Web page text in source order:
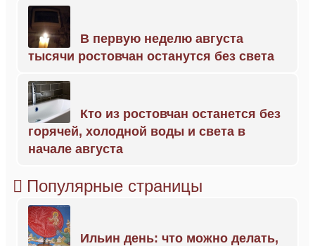
В первую неделю августа
тысячи ростовчан останутся без света
Кто из ростовчан останется без
горячей, холодной воды и света в
начале августа
Популярные страницы
Ильин день: что можно делать,